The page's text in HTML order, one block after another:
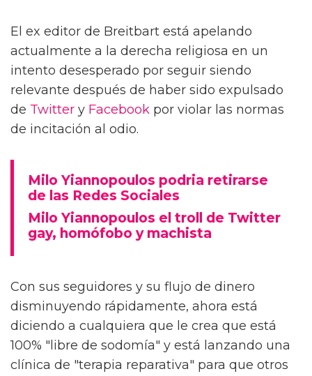
El ex editor de Breitbart está apelando
actualmente a la derecha religiosa en un
intento desesperado por seguir siendo
relevante después de haber sido expulsado
de Twitter y Facebook por violar las normas
de incitación al odio.
Milo Yiannopoulos podria retirarse
de las Redes Sociales
Milo Yiannopoulos el troll de Twitter
gay, homófobo y machista
Con sus seguidores y su flujo de dinero
disminuyendo rápidamente, ahora está
diciendo a cualquiera que le crea que está
100% "libre de sodomía" y está lanzando una
clínica de "terapia reparativa" para que otros